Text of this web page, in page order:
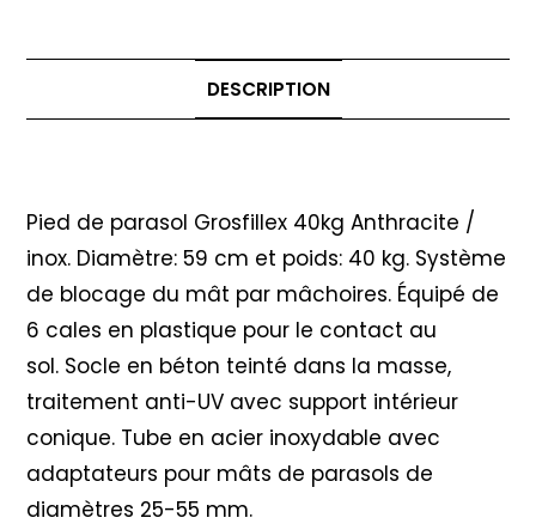
DESCRIPTION
Pied de parasol Grosfillex 40kg Anthracite /
inox. Diamètre: 59 cm et poids: 40 kg. Système
de blocage du mât par mâchoires. Équipé de
6 cales en plastique pour le contact au
sol. Socle en béton teinté dans la masse,
traitement anti-UV avec support intérieur
conique. Tube en acier inoxydable avec
adaptateurs pour mâts de parasols de
diamètres 25-55 mm.